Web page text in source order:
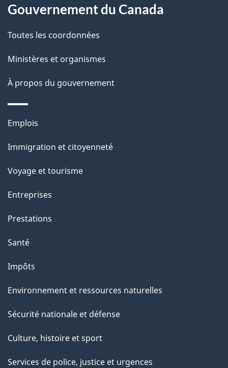
i
l
s
d
e
l
a
p
a
g
e
propos
de
ce
site
Gouvernement du Canada
Toutes les coordonnées
Ministères et organismes
À propos du gouvernement
Thèmes
sujets
Emplois
Immigration et citoyenneté
Voyage et tourisme
Entreprises
Prestations
Santé
Impôts
Environnement et ressources naturelles
Sécurité nationale et défense
Culture, histoire et sport
Services de police, justice et urgences